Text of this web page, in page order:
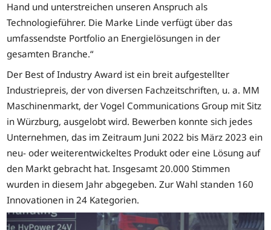
Hand und unterstreichen unseren Anspruch als
Technologieführer. Die Marke Linde verfügt über das
umfassendste Portfolio an Energielösungen in der
gesamten Branche.“
Der Best of Industry Award ist ein breit aufgestellter
Industriepreis, der von diversen Fachzeitschriften, u. a. MM
Maschinenmarkt, der Vogel Communications Group mit Sitz
in Würzburg, ausgelobt wird. Bewerben konnte sich jedes
Unternehmen, das im Zeitraum Juni 2022 bis März 2023 ein
neu- oder weiterentwickeltes Produkt oder eine Lösung auf
den Markt gebracht hat. Insgesamt 20.000 Stimmen
wurden in diesem Jahr abgegeben. Zur Wahl standen 160
Innovationen in 24 Kategorien.